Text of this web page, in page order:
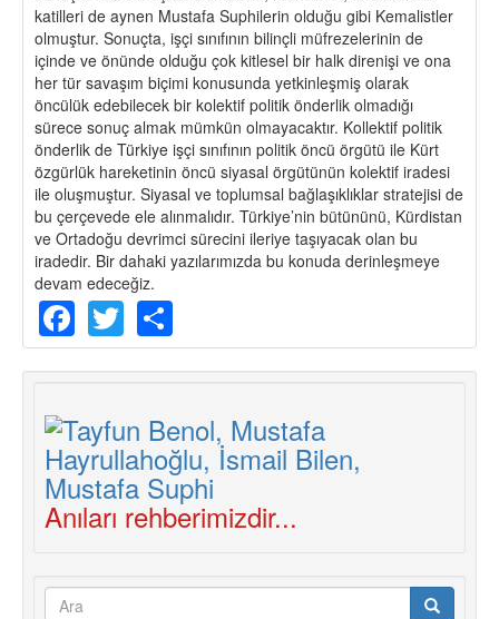
katilleri de aynen Mustafa Suphilerin olduğu gibi Kemalistler
olmuştur. Sonuçta, işçi sınıfının bilinçli müfrezelerinin de
içinde ve önünde olduğu çok kitlesel bir halk direnişi ve ona
her tür savaşım biçimi konusunda yetkinleşmiş olarak
öncülük edebilecek bir kolektif politik önderlik olmadığı
sürece sonuç almak mümkün olmayacaktır. Kollektif politik
önderlik de Türkiye işçi sınıfının politik öncü örgütü ile Kürt
özgürlük hareketinin öncü siyasal örgütünün kolektif iradesi
ile oluşmuştur. Siyasal ve toplumsal bağlaşıklıklar stratejisi de
bu çerçevede ele alınmalıdır. Türkiye’nin bütününü, Kürdistan
ve Ortadoğu devrimci sürecini ileriye taşıyacak olan bu
iradedir. Bir dahaki yazılarımızda bu konuda derinleşmeye
devam edeceğiz.
Facebook
Twitter
Anıları rehberimizdir...
Arama